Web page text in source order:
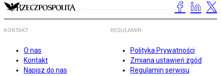
KONTAKT
O nas
Kontakt
Napisz do nas
REGULAMIN
Polityka Prywatności
Zmiana ustawień zgód
Regulamin serwisu